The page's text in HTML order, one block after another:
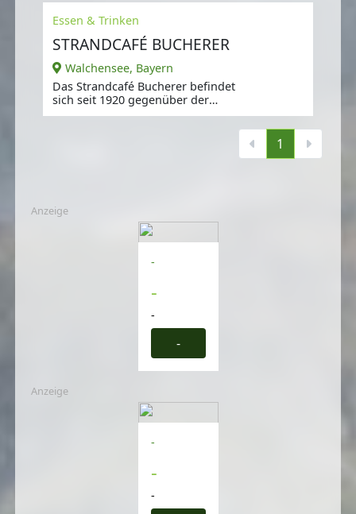
Essen & Trinken
STRANDCAFÉ BUCHERER
Walchensee, Bayern
Das Strandcafé Bucherer befindet
sich seit 1920 gegenüber der
Herzogstandbahn und liegt
1
Anzeige
-
-
-
-
Anzeige
-
-
-